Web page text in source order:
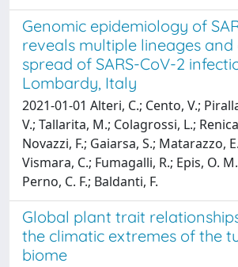
Genomic epidemiology of
reveals multiple lineages and
spread of SARS-CoV-2
Lombardy, Italy
2021-01-01 Alteri, C.; Cento, V.;
V.; Tallarita, M.; Colagrossi, L.;
Novazzi, F.; Gaiarsa, S.; Matarazzo,
Vismara, C.; Fumagalli, R.; Epis, O.
Perno, C. F.; Baldanti, F.
Global plant trait
the climatic extremes of the
biome